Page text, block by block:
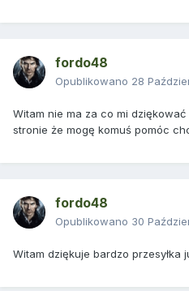
fordo48
Opublikowano 28
Witam nie ma za co mi dziękować
stronie że mogę komuś pomóc
fordo48
Opublikowano 30
Witam dziękuje bardzo przesyłka